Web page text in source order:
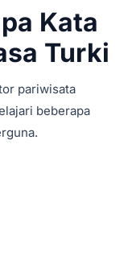
Kata
Turki
pariwisata
beberapa